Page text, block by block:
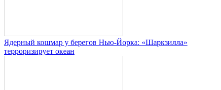
Ядерный кошмар у берегов Нью-Йорка: «Шаркзилла»
терроризирует океан